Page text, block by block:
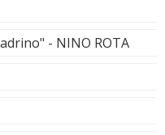
- NINO ROTA